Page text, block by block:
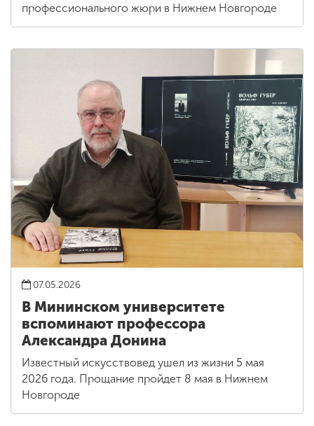
профессионального жюри в Нижнем Новгороде
07.05.2026
В Мининском университете
вспоминают профессора
Александра Донина
Известный искусствовед ушел из жизни 5 мая
2026 года. Прощание пройдет 8 мая в Нижнем
Новгороде